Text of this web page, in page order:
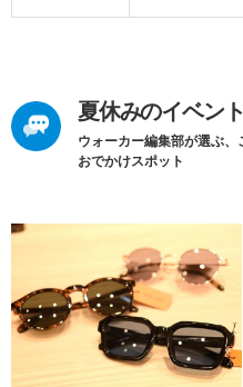
夏休みのイベン
ウォーカー編集部が選ぶ、
おでかけスポット